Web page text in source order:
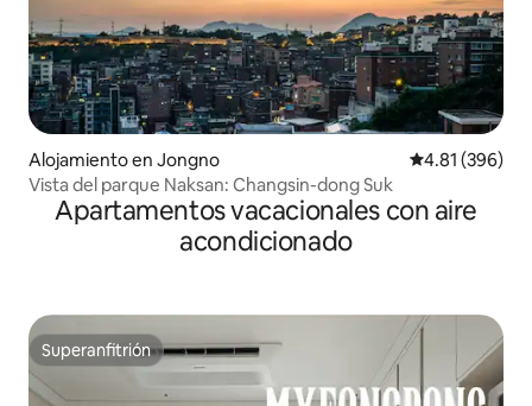
Alojamiento en Jongno Calificación
4.81 (396)
Vista del parque Naksan: Changsin-dong Suk
Apartamentos vacacionales con aire
acondicionado
Superanfitrión
Superanfitrión